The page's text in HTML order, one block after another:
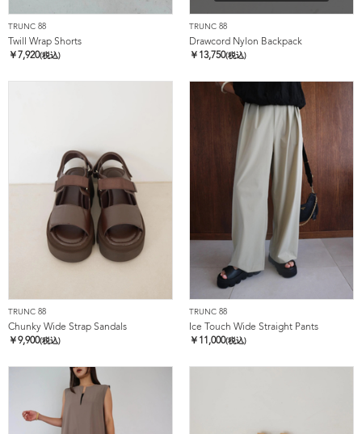
TRUNC 88
Twill Wrap Shorts
￥ 7,920(税込)
TRUNC 88
Drawcord Nylon Backpack
￥ 13,750(税込)
TRUNC 88
Chunky Wide Strap Sandals
￥9,900(税込)
TRUNC 88
Ice Touch Wide Straight Pants
￥ 11,000(税込)